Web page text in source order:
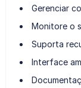
Gerenciar
Monitore o
Suporta
Interface